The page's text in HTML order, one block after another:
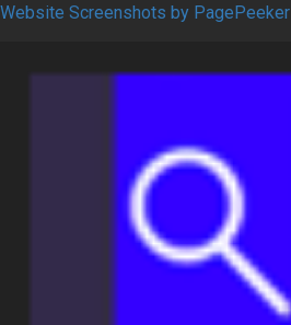
Website Screenshots by PagePeeker